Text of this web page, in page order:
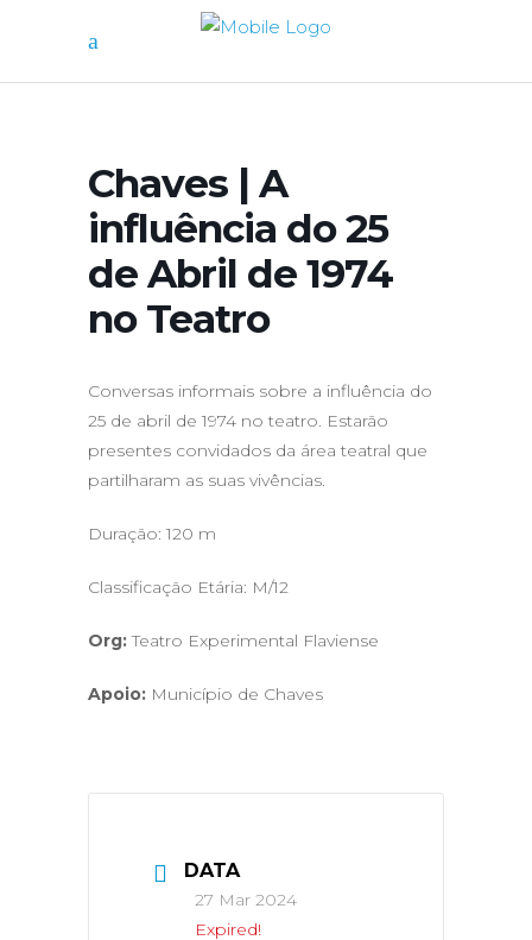
Chaves | A
influência do 25
de Abril de 1974
no Teatro
Conversas informais sobre a influência do
25 de abril de 1974 no teatro. Estarão
presentes convidados da área teatral que
partilharam as suas vivências.
Duração: 120 m
Classificação Etária: M/12
Org:Teatro Experimental Flaviense
Apoio: Município de Chaves
DATA
27 Mar 2024
Expired!